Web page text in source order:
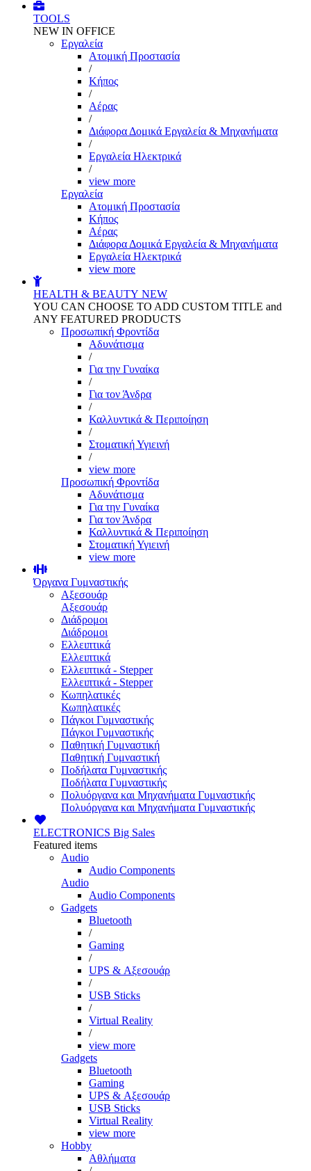
TOOLS
NEW IN OFFICE
Εργαλεία
Aτομική Προστασία
/
Kήπος
/
Αέρας
/
Διάφορα Δομικά Εργαλεία & Μηχανήματα
/
Εργαλεία Ηλεκτρικά
/
view more
Εργαλεία
Aτομική Προστασία
Kήπος
Αέρας
Διάφορα Δομικά Εργαλεία & Μηχανήματα
Εργαλεία Ηλεκτρικά
view more
HEALTH & BEAUTY NEW
YOU CAN CHOOSE TO ADD CUSTOM TITLE and
ANY FEATURED PRODUCTS
Προσωπική Φροντίδα
Αδυνάτισμα
/
Για την Γυναίκα
/
Για τον Άνδρα
/
Καλλυντικά & Περιποίηση
/
Στοματική Υγιεινή
/
view more
Προσωπική Φροντίδα
Αδυνάτισμα
Για την Γυναίκα
Για τον Άνδρα
Καλλυντικά & Περιποίηση
Στοματική Υγιεινή
view more
Όργανα Γυμναστικής
Αξεσουάρ
Αξεσουάρ
Διάδρομοι
Διάδρομοι
Ελλειπτικά
Ελλειπτικά
Ελλειπτικά - Stepper
Ελλειπτικά - Stepper
Κωπηλατικές
Κωπηλατικές
Πάγκοι Γυμναστικής
Πάγκοι Γυμναστικής
Παθητική Γυμναστική
Παθητική Γυμναστική
Ποδήλατα Γυμναστικής
Ποδήλατα Γυμναστικής
Πολυόργανα και Μηχανήματα Γυμναστικής
Πολυόργανα και Μηχανήματα Γυμναστικής
ELECTRONICS Big Sales
Featured items
Audio
Audio Components
Audio
Audio Components
Gadgets
Bluetooth
/
Gaming
/
UPS & Αξεσουάρ
/
USB Sticks
/
Virtual Reality
/
view more
Gadgets
Bluetooth
Gaming
UPS & Αξεσουάρ
USB Sticks
Virtual Reality
view more
Hobby
Αθλήματα